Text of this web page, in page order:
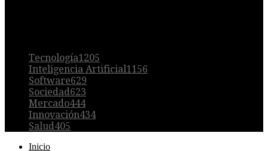
Tecnología1205
Inteligencia Artificial1156
Software629
Sociedad623
Mercado444
Innovación434
Salud405
Inicio